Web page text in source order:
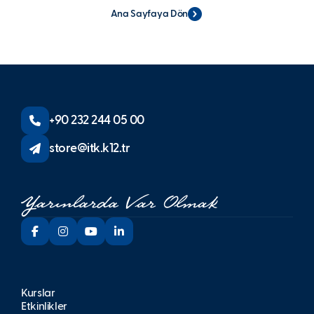
Ana Sayfaya Dön
+90 232 244 05 00
store@itk.k12.tr
Kurslar
Etkinlikler